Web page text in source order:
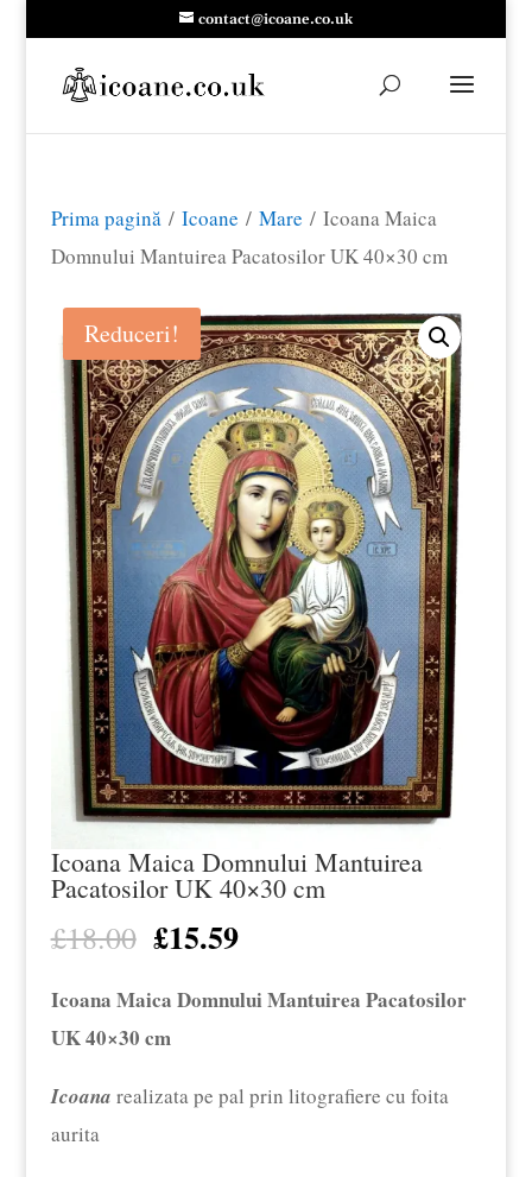
contact@icoane.co.uk
Prima pagină/ Icoane / Mare / Icoana Maica
Domnului Mantuirea Pacatosilor UK 40×30 cm
Reduceri!
Icoana Maica Domnului Mantuirea
Pacatosilor UK 40×30 cm
£18.00 Prețul
a
fost:
£18.00.
£15.59Prețul
este:
Icoana Maica Domnului Mantuirea Pacatosilor
UK 40×30 cm
Icoana realizata pe pal prin litografiere cu foita
aurita